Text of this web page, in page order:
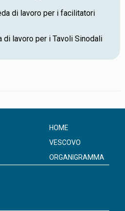
di lavoro per i facilitatori
lavoro per i Tavoli Sinodali
HOME
VESCOVO
ORGANIGRAMMA